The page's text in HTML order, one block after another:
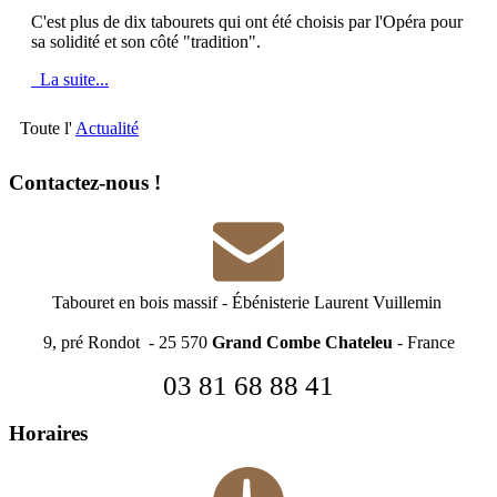
C'est plus de dix tabourets qui ont été choisis par l'Opéra pour
sa solidité et son côté "tradition".
La suite...
Toute l' Actualité
Contactez-nous !
Tabouret en bois massif- Ébénisterie Laurent Vuillemin
9, pré Rondot - 25 570 Grand Combe Chateleu - France
03 81 68 88 41
Horaires